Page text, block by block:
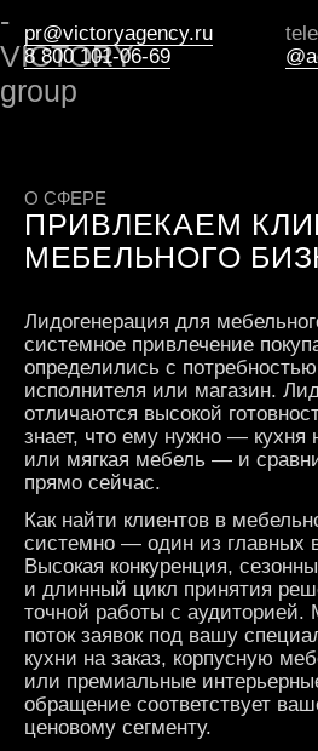
pr@victoryagency.ru
8 800 101-06-69
О СФЕРЕ
ПРИВЛЕКАЕМ
МЕБЕЛЬНОГО
Лидогенерация для
системное привлечение
определились с
исполнителя или магазин.
отличаются высокой
знает, что ему нужно — кухня
или мягкая мебель — и
прямо сейчас.
Как найти клиентов в
системно — один из главных
Высокая конкуренция,
и длинный цикл принятия
точной работы с
поток заявок под вашу
кухни на заказ, корпусную
или премиальные
обращение соответствует
ценовому сегменту.